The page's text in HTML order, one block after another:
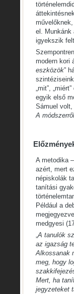
el. Munkánk
igyekszik
modern kori
eszközök”
„mit”,
egyik első
Sámuel
A módszerről
A metodika
azért, mert
népiskolák
tanítási
Például a
medgyesi
A tanulók
az igazság
Alkossanak
meg, hogy
Mert, ha
jegyzeteket